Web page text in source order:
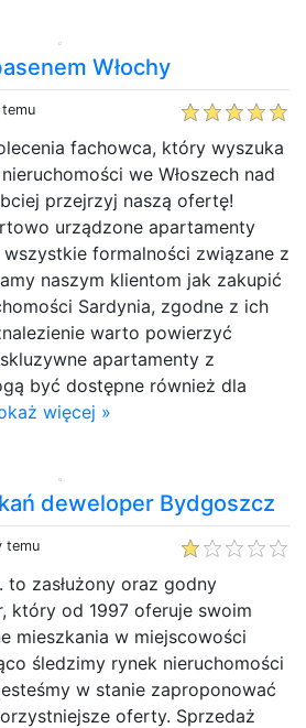
Włochy
fachowca, który wyszuka
we Włoszech nad
przejrzyj naszą ofertę!
urządzone apartamenty
wszystkie formalności związane z
naszym klientom jak zakupić
Sardynia, zgodne z ich
warto powierzyć
apartamenty z
być dostępne również dla
więcej »
deweloper Bydgoszcz
temu
to zasłużony oraz godny
który od 1997 oferuje swoim
mieszkania w miejscowości
śledzimy rynek nieruchomości
w stanie zaproponować
oferty. Sprzedaż